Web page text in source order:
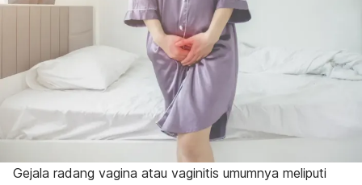
Gejala radang vagina atau vaginitis umumnya meliputi